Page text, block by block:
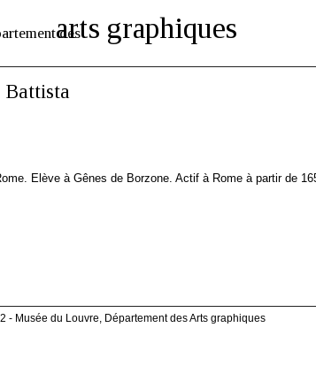
des
arts graphiques
Elève à Gênes de Borzone. Actif à Rome à partir de
- Musée du Louvre, Département des Arts graphiques